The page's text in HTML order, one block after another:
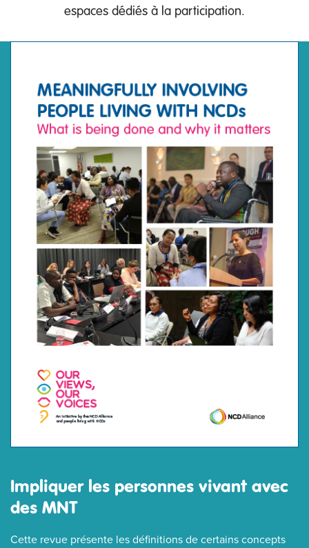
espaces dédiés à la participation.
Impliquer les personnes vivant avec
des MNT
Cette revue présente les définitions de certains concepts